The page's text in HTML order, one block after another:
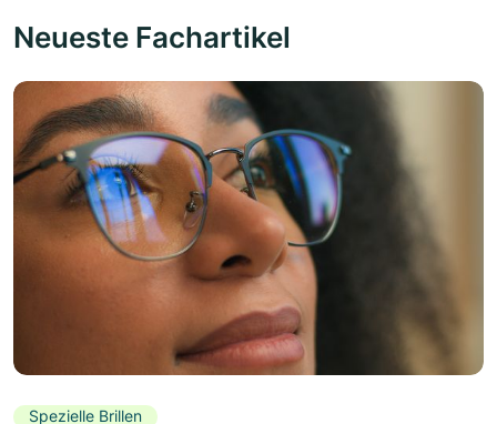
Neueste Fachartikel
Spezielle Brillen